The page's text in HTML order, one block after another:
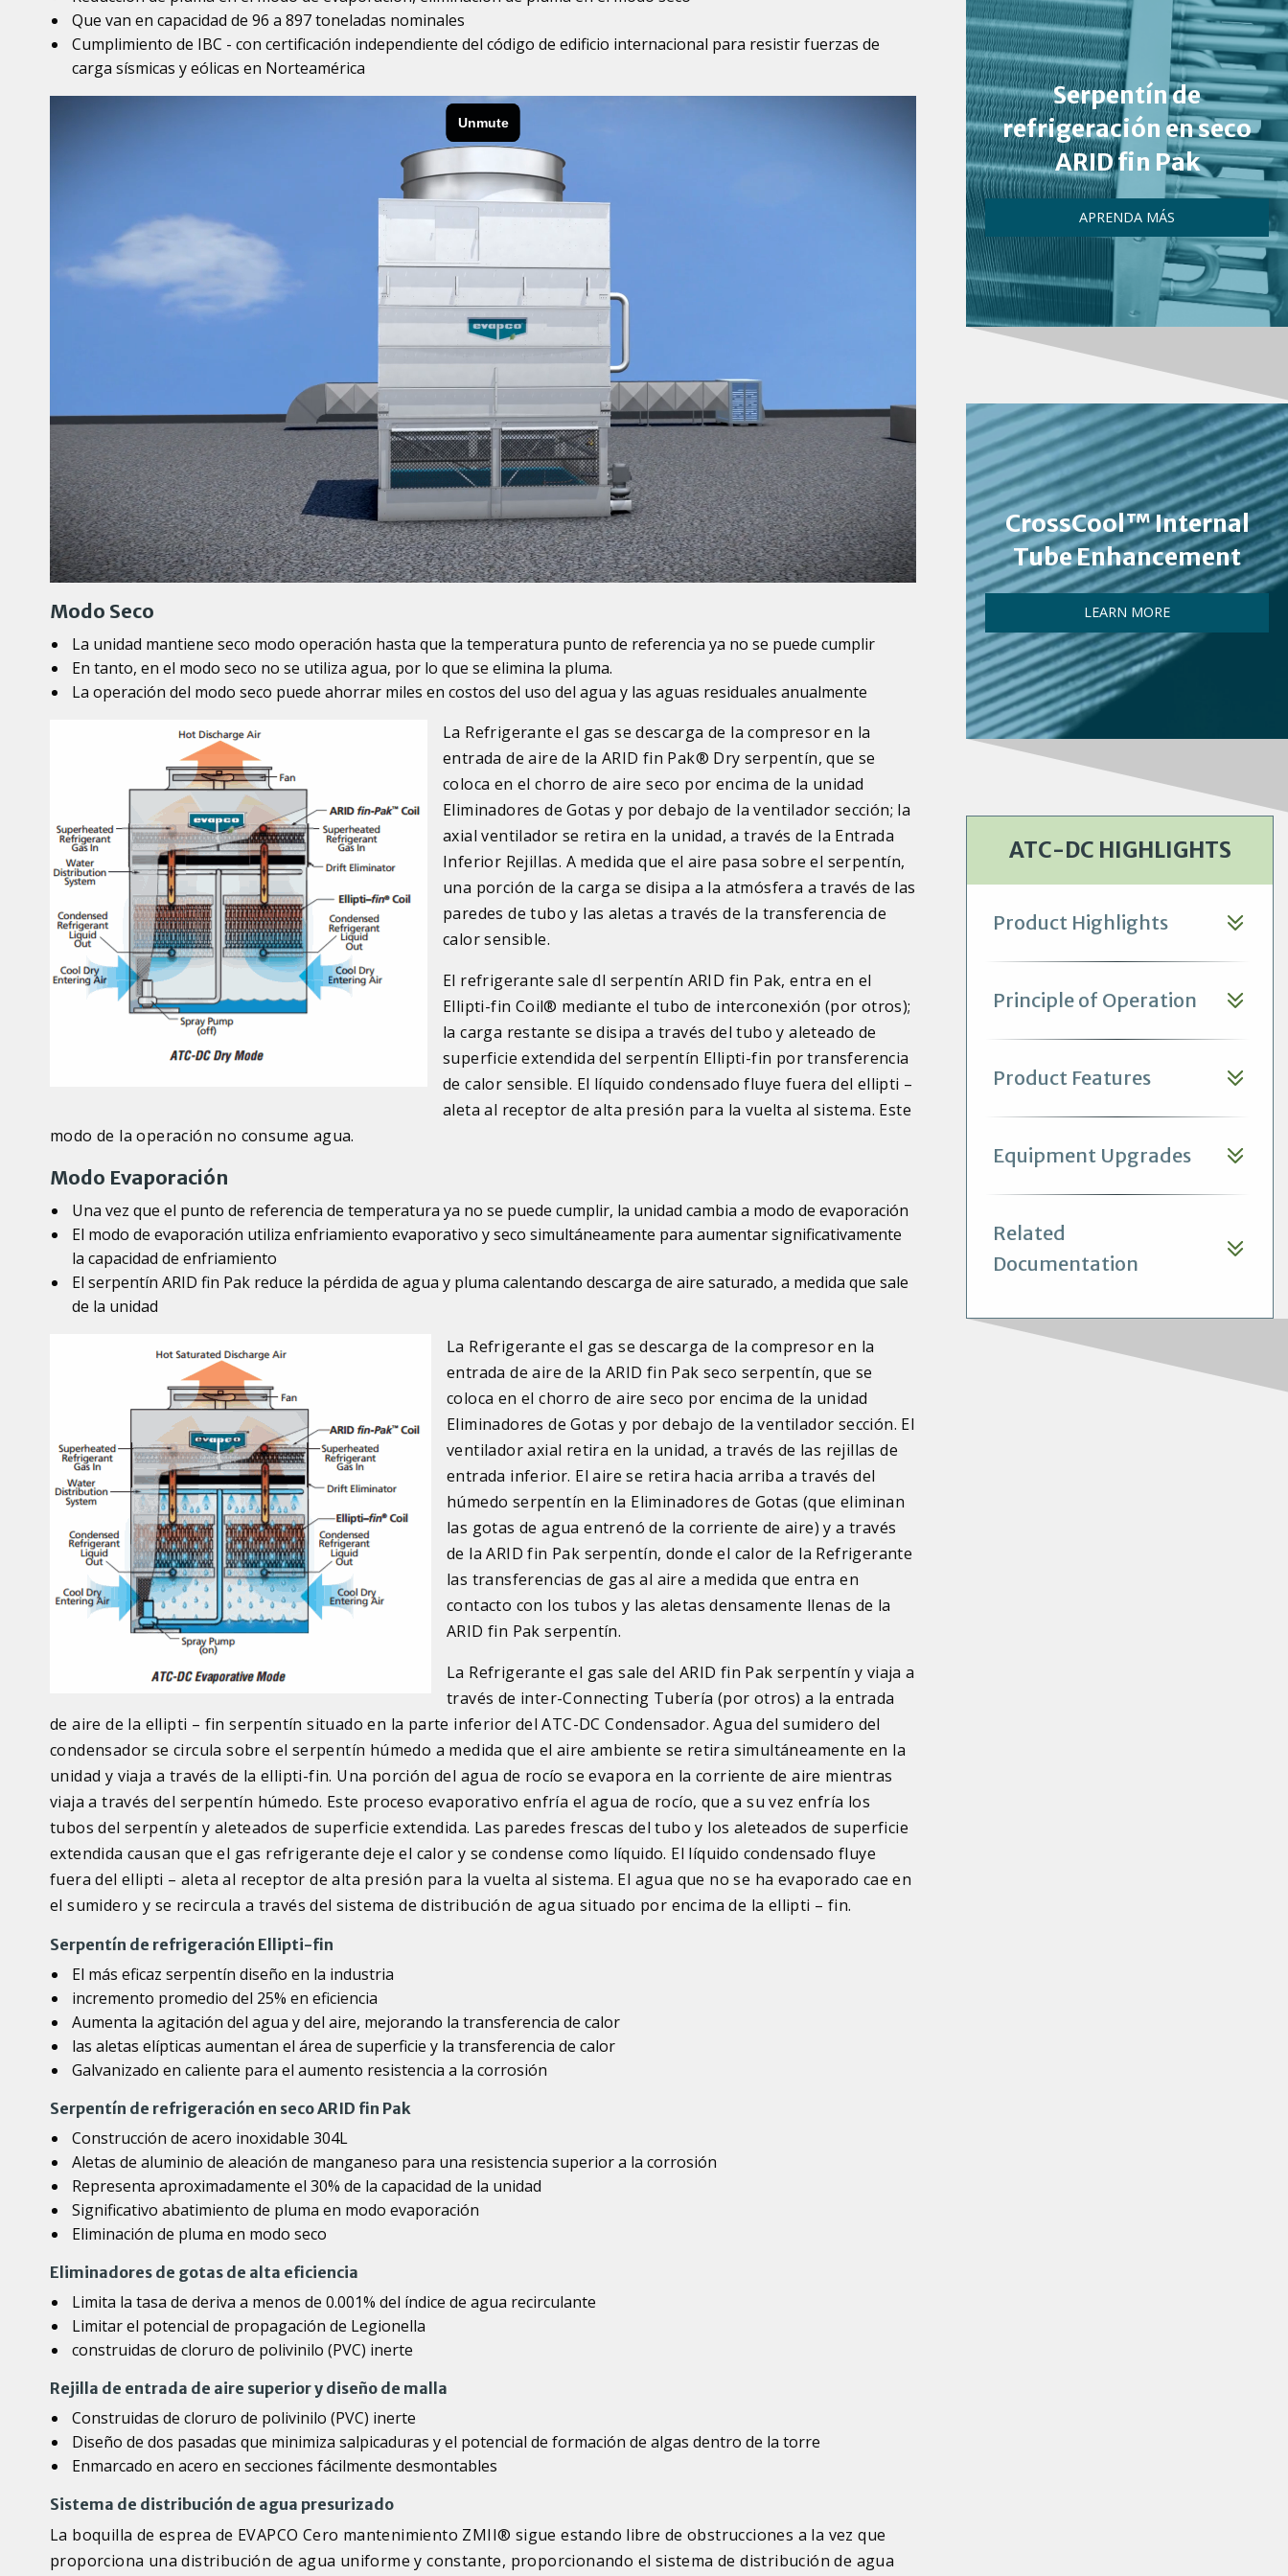
Que van en capacidad de 96 a 897 toneladas nominales
Cumplimiento de IBC - con certificación independiente del código de edificio internacional para resistir fuerzas de
carga sísmicas y eólicas en Norteamérica
Modo Seco
La unidad mantiene seco modo operación hasta que la temperatura punto de referencia ya no se puede cumplir
En tanto, en el modo seco no se utiliza agua, por lo que se elimina la pluma.
La operación del modo seco puede ahorrar miles en costos del uso del agua y las aguas residuales anualmente
La Refrigerante el gas se descarga de la compresor en la
entrada de aire de la ARID fin Pak® Dry serpentín, que se
coloca en el chorro de aire seco por encima de la unidad
Eliminadores de Gotas y por debajo de la ventilador sección; la
axial ventilador se retira en la unidad, a través de la Entrada
Inferior Rejillas. A medida que el aire pasa sobre el serpentín,
una porción de la carga se disipa a la atmósfera a través de las
paredes de tubo y las aletas a través de la transferencia de
calor sensible.
El refrigerante sale dl serpentín ARID fin Pak, entra en el
Ellipti-fin Coil® mediante el tubo de interconexión (por otros);
la carga restante se disipa a través del tubo y aleteado de
superficie extendida del serpentín Ellipti-fin por transferencia
de calor sensible. El líquido condensado fluye fuera del ellipti –
aleta al receptor de alta presión para la vuelta al sistema. Este
modo de la operación no consume agua.
Modo Evaporación
Una vez que el punto de referencia de temperatura ya no se puede cumplir, la unidad cambia a modo de evaporación
El modo de evaporación utiliza enfriamiento evaporativo y seco simultáneamente para aumentar significativamente
la capacidad de enfriamiento
El serpentín ARID fin Pak reduce la pérdida de agua y pluma calentando descarga de aire saturado, a medida que sale
de la unidad
La Refrigerante el gas se descarga de la compresor en la
entrada de aire de la ARID fin Pak seco serpentín, que se
coloca en el chorro de aire seco por encima de la unidad
Eliminadores de Gotas y por debajo de la ventilador sección. El
ventilador axial retira en la unidad, a través de las rejillas de
entrada inferior. El aire se retira hacia arriba a través del
húmedo serpentín en la Eliminadores de Gotas (que eliminan
las gotas de agua entrenó de la corriente de aire) y a través
de la ARID fin Pak serpentín, donde el calor de la Refrigerante
las transferencias de gas al aire a medida que entra en
contacto con los tubos y las aletas densamente llenas de la
ARID fin Pak serpentín.
La Refrigerante el gas sale del ARID fin Pak serpentín y viaja a
través de inter-Connecting Tubería (por otros) a la entrada
de aire de la ellipti – fin serpentín situado en la parte inferior del ATC-DC Condensador. Agua del sumidero del
condensador se circula sobre el serpentín húmedo a medida que el aire ambiente se retira simultáneamente en la
unidad y viaja a través de la ellipti-fin. Una porción del agua de rocío se evapora en la corriente de aire mientras
viaja a través del serpentín húmedo. Este proceso evaporativo enfría el agua de rocío, que a su vez enfría los
tubos del serpentín y aleteados de superficie extendida. Las paredes frescas del tubo y los aleteados de superficie
extendida causan que el gas refrigerante deje el calor y se condense como líquido. El líquido condensado fluye
fuera del ellipti – aleta al receptor de alta presión para la vuelta al sistema. El agua que no se ha evaporado cae en
el sumidero y se recircula a través del sistema de distribución de agua situado por encima de la ellipti – fin.
Serpentín de refrigeración Ellipti-fin
El más eficaz serpentín diseño en la industria
incremento promedio del 25% en eficiencia
Aumenta la agitación del agua y del aire, mejorando la transferencia de calor
las aletas elípticas aumentan el área de superficie y la transferencia de calor
Galvanizado en caliente para el aumento resistencia a la corrosión
Serpentín de refrigeración en seco ARID fin Pak
Construcción de acero inoxidable 304L
Aletas de aluminio de aleación de manganeso para una resistencia superior a la corrosión
Representa aproximadamente el 30% de la capacidad de la unidad
Significativo abatimiento de pluma en modo evaporación
Eliminación de pluma en modo seco
Eliminadores de gotas de alta eficiencia
Limita la tasa de deriva a menos de 0.001% del índice de agua recirculante
Limitar el potencial de propagación de Legionella
construidas de cloruro de polivinilo (PVC) inerte
Rejilla de entrada de aire superior y diseño de malla
Construidas de cloruro de polivinilo (PVC) inerte
Diseño de dos pasadas que minimiza salpicaduras y el potencial de formación de algas dentro de la torre
Enmarcado en acero en secciones fácilmente desmontables
Sistema de distribución de agua presurizado
La boquilla de esprea de EVAPCO Cero mantenimiento ZMII® sigue estando libre de obstrucciones a la vez que
proporciona una distribución de agua uniforme y constante, proporcionando el sistema de distribución de agua
Serpentín de
refrigeración en seco
ARID fin Pak
APRENDA MÁS
CrossCool™ Internal
Tube Enhancement
LEARN MORE
ATC-DC HIGHLIGHTS
Product Highlights
Principle of Operation
Product Features
Equipment Upgrades
Related
Documentation